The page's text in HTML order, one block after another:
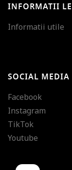
INFORMATII
Informatii utile
SOCIAL MEDIA
Facebook
Instagram
TikTok
Youtube